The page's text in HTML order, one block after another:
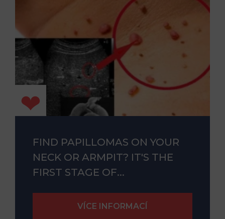
FIND PAPILLOMAS ON YOUR
NECK OR ARMPIT? IT'S THE
FIRST STAGE OF...